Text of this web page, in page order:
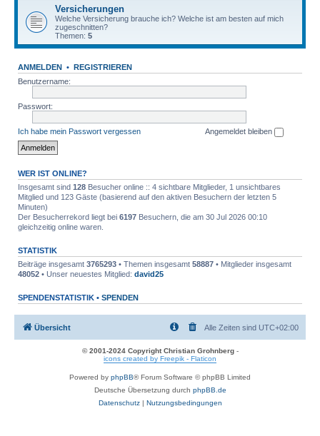
Versicherungen
Welche Versicherung brauche ich? Welche ist am besten auf mich
zugeschnitten?
Themen: 5
ANMELDEN • REGISTRIEREN
Benutzername:
Passwort:
Ich habe mein Passwort vergessen Angemeldet bleiben
WER IST ONLINE?
Insgesamt sind 128 Besucher online :: 4 sichtbare Mitglieder, 1 unsichtbares
Mitglied und 123 Gäste (basierend auf den aktiven Besuchern der letzten 5
Minuten)
Der Besucherrekord liegt bei 6197 Besuchern, die am 30 Jul 2026 00:10
gleichzeitig online waren.
STATISTIK
Beiträge insgesamt 3765293 • Themen insgesamt 58887 • Mitglieder insgesamt
48052 • Unser neuestes Mitglied: david25
SPENDENSTATISTIK • SPENDEN
Übersicht Alle Zeiten sind UTC+02:00
© 2001-2024 Copyright Christian Grohnberg-
icons created by Freepik - Flaticon
Powered by phpBB® Forum Software © phpBB Limited
Deutsche Übersetzung durch phpBB.de
Datenschutz| Nutzungsbedingungen